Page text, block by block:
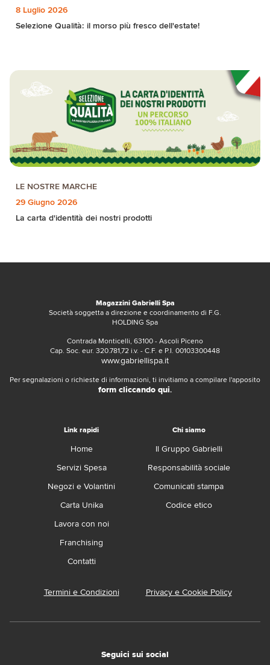
8 Luglio 2026
Selezione Qualità: il morso più fresco dell'estate!
LE NOSTRE MARCHE
29 Giugno 2026
La carta d'identità dei nostri prodotti
Magazzini Gabrielli Spa
Società soggetta a direzione e coordinamento di F.G.
HOLDING Spa
Contrada Monticelli, 63100 - Ascoli Piceno
Cap. Soc. eur. 320.781,72 i.v. - C.F. e P.I. 00103300448
www.gabriellispa.it
Per segnalazioni o richieste di informazioni, ti invitiamo a compilare l'apposito
form cliccando qui.
Link rapidi
Home
Servizi Spesa
Negozi e Volantini
Carta Unika
Lavora con noi
Franchising
Contatti
Chi siamo
Il Gruppo Gabrielli
Responsabilità sociale
Comunicati stampa
Codice etico
Termini e Condizioni Privacy e Cookie Policy
Seguici sui social